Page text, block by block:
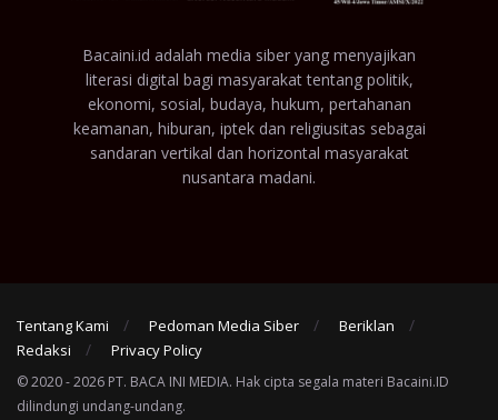
Bacaini.id adalah media siber yang menyajikan
literasi digital bagi masyarakat tentang politik,
ekonomi, sosial, budaya, hukum, pertahanan
keamanan, hiburan, iptek dan religiusitas sebagai
sandaran vertikal dan horizontal masyarakat
nusantara madani.
Tentang Kami Pedoman Media Siber
Beriklan
Redaksi
Privacy Policy
© 2020 - 2026 PT. BACA INI MEDIA. Hak cipta segala materi Bacaini.ID
dilindungi undang-undang.